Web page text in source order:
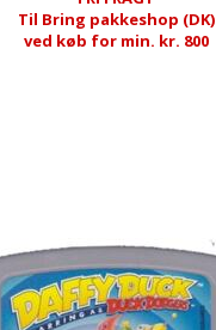
Til Bring pakkeshop (DK)
ved køb for min. kr. 800